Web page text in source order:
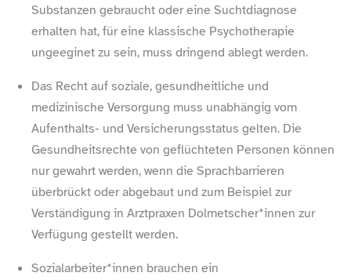
Substanzen gebraucht oder eine Suchtdiagnose
erhalten hat, für eine klassische Psychotherapie
ungeeginet zu sein, muss dringend ablegt werden.
Das Recht auf soziale, gesundheitliche und
medizinische Versorgung muss unabhängig vom
Aufenthalts- und Versicherungsstatus gelten. Die
Gesundheitsrechte von geflüchteten Personen können
nur gewahrt werden, wenn die Sprachbarrieren
überbrückt oder abgebaut und zum Beispiel zur
Verständigung in Arztpraxen Dolmetscher*innen zur
Verfügung gestellt werden.
Sozialarbeiter*innen brauchen ein